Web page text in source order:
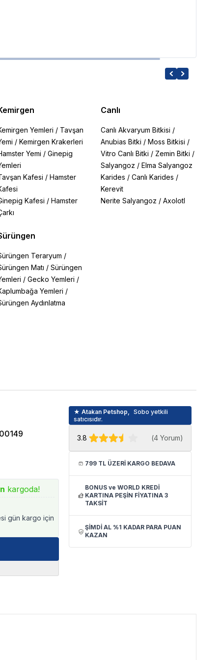
Yemleri / Tavşan
/ Kemirgen Krakerleri
Yemi / Ginepig
Kafesi / Hamster
Kafesi / Hamster
Teraryum /
Matı / Sürüngen
/ Gecko Yemleri /
Yemleri /
Aydınlatma
Canlı
Canlı Akvaryum Bitkisi /
Anubias Bitki /Moss Bitkisi /
Vitro Canlı Bitki / Zemin Bitki /
Salyangoz /Elma Salyangoz
Karides /Canlı Karides /
Kerevit
Nerite Salyangoz /Axolotl
kargoda!
gün kargo için
★ Atakan Petshop,
Sobo yetkili
satıcısıdır.
3.8 (4 Yorum)
799 TL ÜZERİ KARGO BEDAVA
BONUS ve WORLD KREDİ
KARTINA PEŞİN FİYATINA 3
TAKSİT
ŞİMDİ AL %1 KADAR PARA PUAN
KAZAN